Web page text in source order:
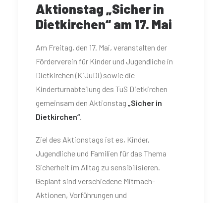
Aktionstag „Sicher in
Dietkirchen“ am 17. Mai
Am Freitag, den 17. Mai, veranstalten der
Förderverein für Kinder und Jugendliche in
Dietkirchen (KiJuDi) sowie die
Kinderturnabteilung des TuS Dietkirchen
gemeinsam den Aktionstag „Sicher in
Dietkirchen“.
Ziel des Aktionstags ist es, Kinder,
Jugendliche und Familien für das Thema
Sicherheit im Alltag zu sensibilisieren.
Geplant sind verschiedene Mitmach-
Aktionen, Vorführungen und